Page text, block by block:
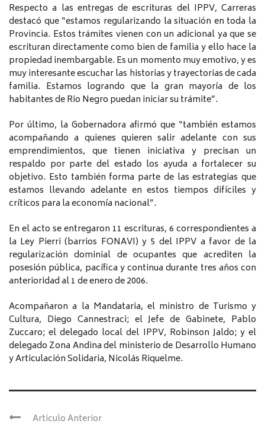
Respecto a las entregas de escrituras del IPPV, Carreras
destacó que “estamos regularizando la situación en toda la
Provincia. Estos trámites vienen con un adicional ya que se
escrituran directamente como bien de familia y ello hace la
propiedad inembargable. Es un momento muy emotivo, y es
muy interesante escuchar las historias y trayectorias de cada
familia. Estamos logrando que la gran mayoría de los
habitantes de Rio Negro puedan iniciar su trámite”.
Por último, la Gobernadora afirmó que “también estamos
acompañando a quienes quieren salir adelante con sus
emprendimientos, que tienen iniciativa y precisan un
respaldo por parte del estado los ayuda a fortalecer su
objetivo. Esto también forma parte de las estrategias que
estamos llevando adelante en estos tiempos difíciles y
críticos para la economía nacional”.
En el acto se entregaron 11 escrituras, 6 correspondientes a
la Ley Pierri (barrios FONAVI) y 5 del IPPV a favor de la
regularización dominial de ocupantes que acrediten la
posesión pública, pacífica y continua durante tres años con
anterioridad al 1 de enero de 2006.
Acompañaron a la Mandataria, el ministro de Turismo y
Cultura, Diego Cannestraci; el Jefe de Gabinete, Pablo
Zuccaro; el delegado local del IPPV, Robinson Jaldo; y el
delegado Zona Andina del ministerio de Desarrollo Humano
y Articulación Solidaria, Nicolás Riquelme.
Articulo Anterior